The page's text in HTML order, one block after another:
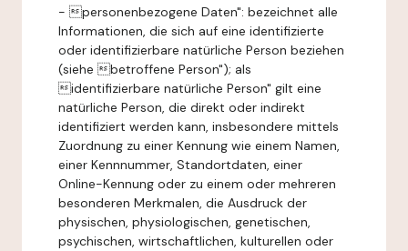
- personenbezogene Daten": bezeichnet alle
Informationen, die sich auf eine identifizierte
oder identifizierbare natürliche Person beziehen
(siehe betroffene Person"); als
identifizierbare natürliche Person" gilt eine
natürliche Person, die direkt oder indirekt
identifiziert werden kann, insbesondere mittels
Zuordnung zu einer Kennung wie einem Namen,
einer Kennnummer, Standortdaten, einer
Online-Kennung oder zu einem oder mehreren
besonderen Merkmalen, die Ausdruck der
physischen, physiologischen, genetischen,
psychischen, wirtschaftlichen, kulturellen oder